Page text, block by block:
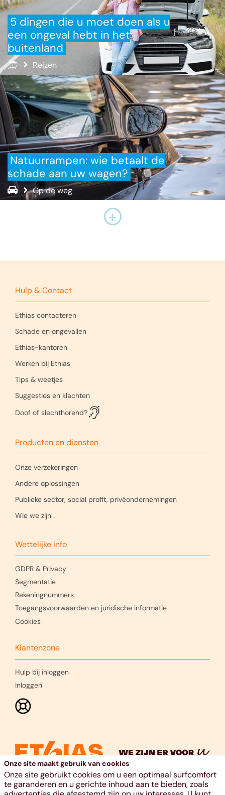
5 dingen die u moet doen als u
een ongeval hebt in het
buitenland
Reizen
Natuurrampen: wie betaalt de
schade aan uw wagen?
Op de weg
+
Hulp & Contact
Ethias contacteren
Schade en ongevallen
Ethias-kantoren
Werken bij Ethias
Tips & weetjes
Suggesties en klachten
Doof of slechthorend?
Producten en diensten
Onze verzekeringen
Andere oplossingen
Publieke sector, social profit, privéondernemingen
Wie we zijn
Wettelijke info
GDPR & Privacy
Segmentatie
Rekeningnummers
Toegangsvoorwaarden en juridische informatie
Cookies
Klantenzone
Hulp bij inloggen
Inloggen
Onze site maakt gebruik van cookies
Onze site gebruikt cookies om u een optimaal surfcomfort
te garanderen en u gerichte inhoud aan te bieden, zoals